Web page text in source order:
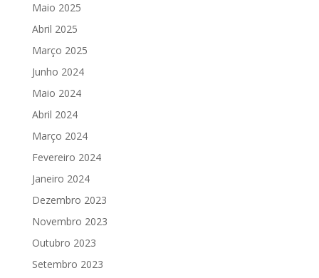
Maio 2025
Abril 2025
Março 2025
Junho 2024
Maio 2024
Abril 2024
Março 2024
Fevereiro 2024
Janeiro 2024
Dezembro 2023
Novembro 2023
Outubro 2023
Setembro 2023